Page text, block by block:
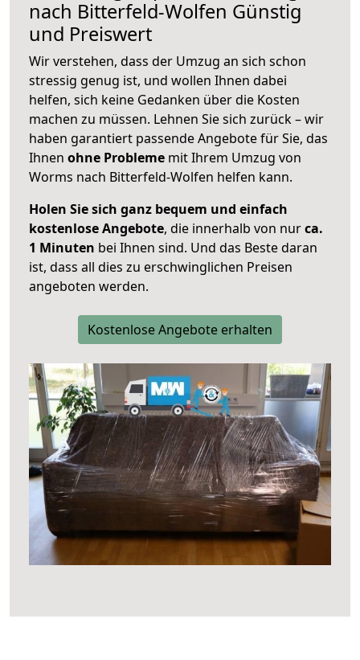
nach Bitterfeld-Wolfen Günstig
und Preiswert
Wir verstehen, dass der Umzug an sich schon
stressig genug ist, und wollen Ihnen dabei
helfen, sich keine Gedanken über die Kosten
machen zu müssen. Lehnen Sie sich zurück – wir
haben garantiert passende Angebote für Sie, das
Ihnen ohne Probleme mit Ihrem Umzug von
Worms nach Bitterfeld-Wolfen helfen kann.
Holen Sie sich ganz bequem und einfach
kostenlose Angebote, die innerhalb von nurca.
1 Minuten bei Ihnen sind. Und das Beste daran
ist, dass all dies zu erschwinglichen Preisen
angeboten werden.
Kostenlose Angebote erhalten